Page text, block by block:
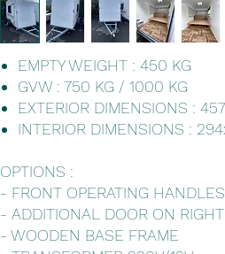
EMPTY WEIGHT : 450 KG
GVW : 750 KG / 1000 KG
EXTERIOR DIMENSIONS :
INTERIOR DIMENSIONS :
OPTIONS :
- FRONT OPERATING
- ADDITIONAL DOOR ON
- WOODEN BASE FRAME